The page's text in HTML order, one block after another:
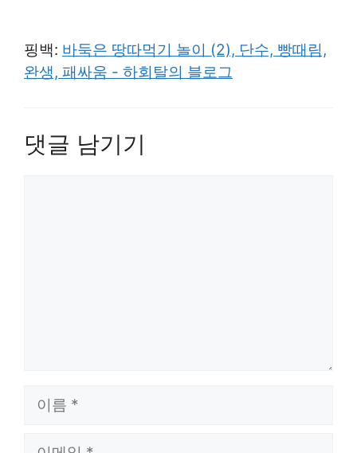
핑백: 바둑은 땅따먹기 놀이 (2), 단수, 빵때림,
완생, 패싸움 - 하회탈의 블로그
댓글 남기기